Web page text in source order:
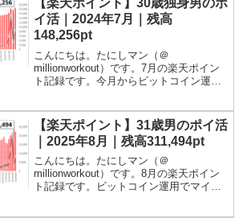
様々なポイントが...
【楽天ポイント】30歳独身男のポ
イ活｜2024年7月｜残高
148,256pt
こんにちは。たにしマン（＠
millionworkout）です。7月の楽天ポイン
ト記録です。今月からビットコイン運用
動の略です。世の中には様々なポイント
がありますが、...
【楽天ポイント】31歳男のポイ活
｜2025年8月｜残高311,494pt
こんにちは。たにしマン（＠
millionworkout）です。8月の楽天ポイン
ト記録です。ビットコイン運用でマイナ